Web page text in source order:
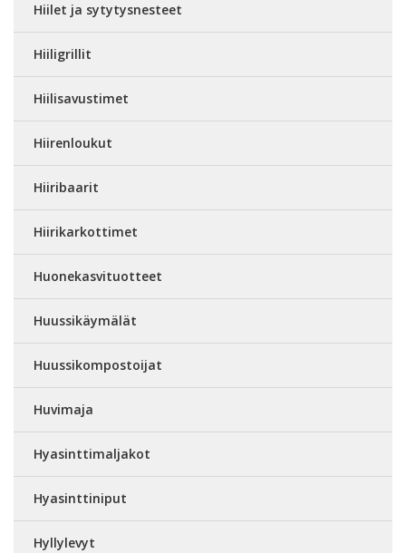
Hiilet ja sytytysnesteet
Hiiligrillit
Hiilisavustimet
Hiirenloukut
Hiiribaarit
Hiirikarkottimet
Huonekasvituotteet
Huussikäymälät
Huussikompostoijat
Huvimaja
Hyasinttimaljakot
Hyasinttiniput
Hyllylevyt